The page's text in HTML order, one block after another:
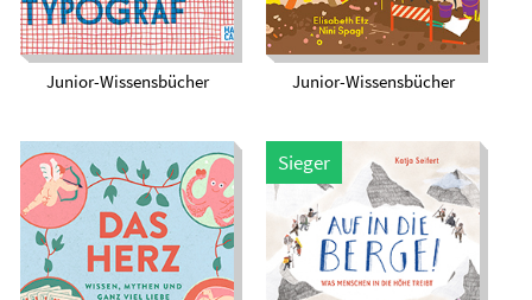
Junior-Wissensbücher Junior-Wissensbücher
Das Herz. Wissen,
Auf in die Berge! Was